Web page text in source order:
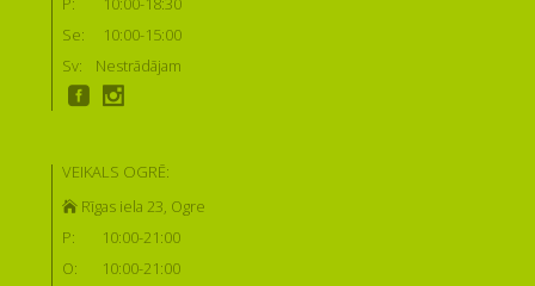
Se:
10:00-15:00
Sv:
Nestrādājam
VEIKALS OGRĒ:
Rīgas iela 23, Ogre
P:
10:00-21:00
O:
10:00-21:00